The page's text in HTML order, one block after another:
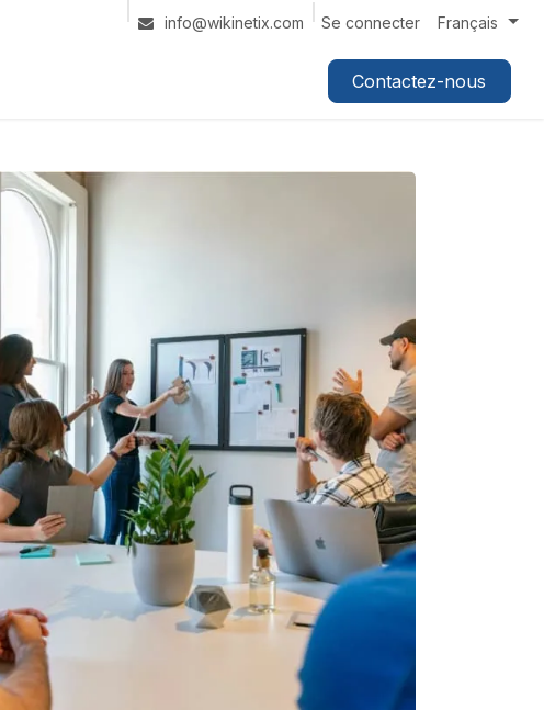
info@wikinetix.com Se connecter Français
Contactez-nous